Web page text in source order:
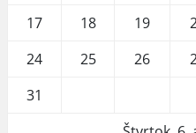
17
18 19
24
25 26
31